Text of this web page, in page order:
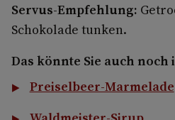
Servus-Empfehlung:
Schokolade tunken.
Das könnte Sie auch
Preiselbeer-Marmelade